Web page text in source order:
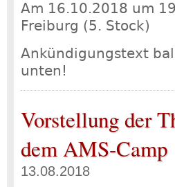
Am 16.10.2018 um
Freiburg (5. Stock)
Ankündigungstext
unten!
Vorstellung der
dem AMS-Camp
13.08.2018